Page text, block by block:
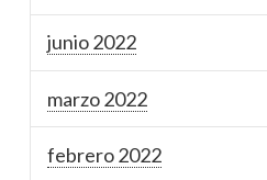
junio 2022
marzo 2022
febrero 2022